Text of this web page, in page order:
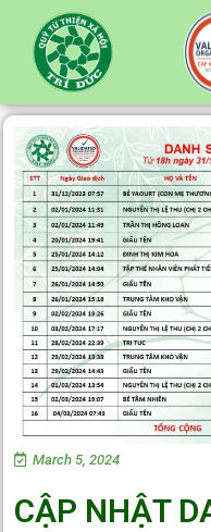
March 5, 2024
CẬP NHẬT